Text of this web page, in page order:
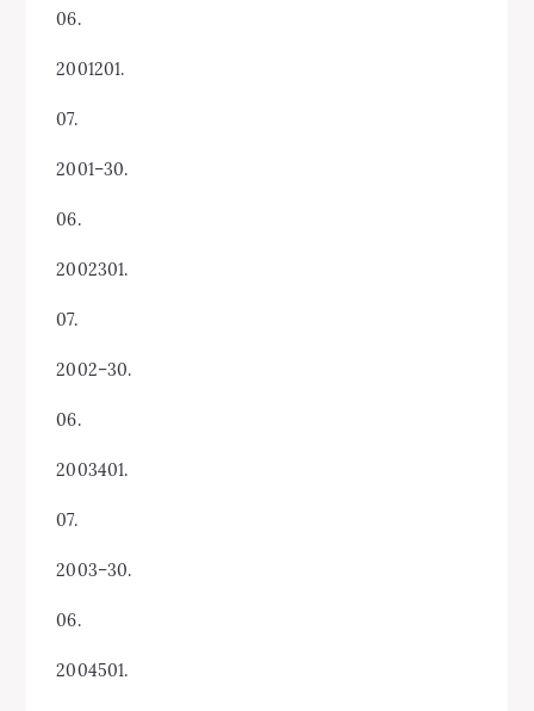
06.
2001201.
07.
2001–30.
06.
2002301.
07.
2002–30.
06.
2003401.
07.
2003–30.
06.
2004501.